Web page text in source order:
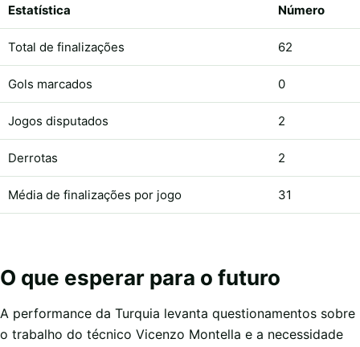
Estatística Número
Total de finalizações 62
Gols marcados 0
Jogos disputados 2
Derrotas 2
Média de finalizações por jogo 31
O que esperar para o futuro
A performance da Turquia levanta questionamentos sobre
o trabalho do técnico Vicenzo Montella e a necessidade